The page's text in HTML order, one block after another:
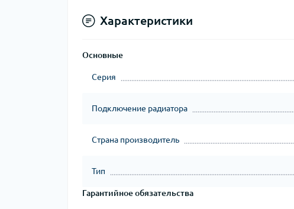
Характеристики
Основные
Серия
Подключение радиатора
Страна производитель
Тип
Гарантийное обязательства